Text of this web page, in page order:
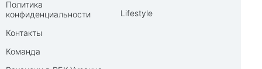
Политика
конфиденциальности
Контакты
Команда
Lifestyle